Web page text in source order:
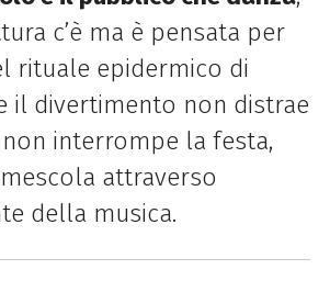
c’è ma è pensata per
rituale epidermico di
il divertimento non distrae
interrompe la festa,
attraverso
della musica.